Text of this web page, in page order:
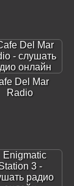
Del Mar
Radio